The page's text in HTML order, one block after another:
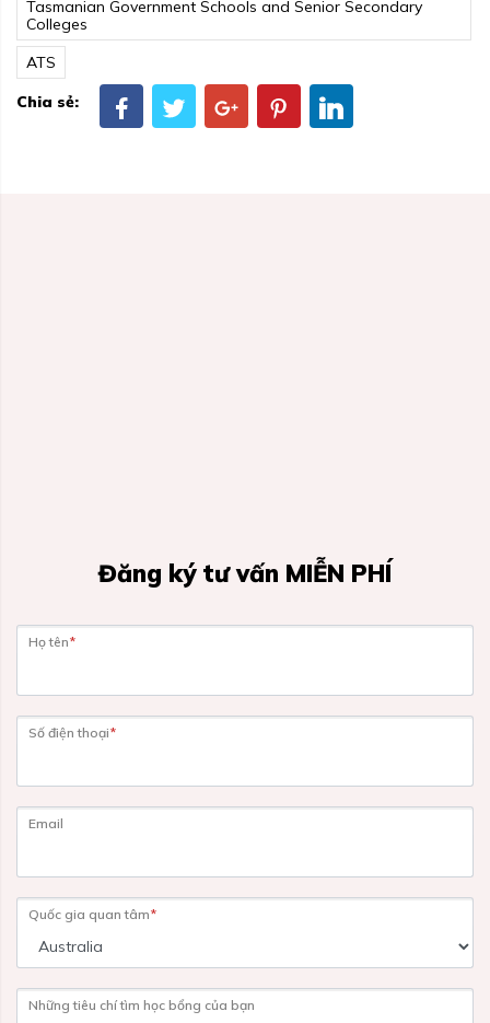
Tasmanian Government Schools and Senior Secondary
Colleges
ATS
Chia sẻ:
Đăng ký tư vấn MIỄN PHÍ
Họ tên*
Số điện thoại*
Email
Quốc gia quan tâm*
Những tiêu chí tìm học bổng của bạn